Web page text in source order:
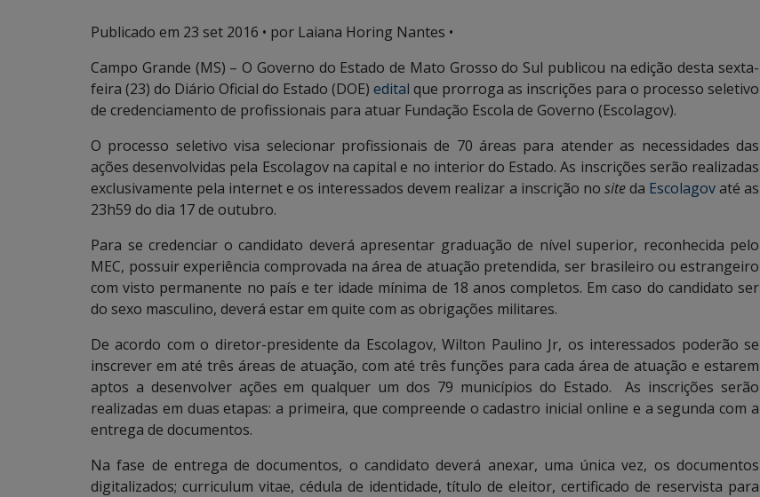
Publicado em 23 set 2016 • por Laiana Horing Nantes •
Campo Grande (MS) – O Governo do Estado de Mato Grosso do Sul publicou na edição desta sexta-
feira (23) do Diário Oficial do Estado (DOE) edital que prorroga as inscrições para o processo seletivo
de credenciamento de profissionais para atuar Fundação Escola de Governo (Escolagov).
O processo seletivo visa selecionar profissionais de 70 áreas para atender as necessidades das
ações desenvolvidas pela Escolagov na capital e no interior do Estado. As inscrições serão realizadas
exclusivamente pela internet e os interessados devem realizar a inscrição no siteda Escolagovaté as
23h59 do dia 17 de outubro.
Para se credenciar o candidato deverá apresentar graduação de nível superior, reconhecida pelo
MEC, possuir experiência comprovada na área de atuação pretendida, ser brasileiro ou estrangeiro
com visto permanente no país e ter idade mínima de 18 anos completos. Em caso do candidato ser
do sexo masculino, deverá estar em quite com as obrigações militares.
De acordo com o diretor-presidente da Escolagov, Wilton Paulino Jr, os interessados poderão se
inscrever em até três áreas de atuação, com até três funções para cada área de atuação e estarem
aptos a desenvolver ações em qualquer um dos 79 municípios do Estado. As inscrições serão
realizadas em duas etapas: a primeira, que compreende o cadastro inicial online e a segunda com a
entrega de documentos.
Na fase de entrega de documentos, o candidato deverá anexar, uma única vez, os documentos
digitalizados; curriculum vitae, cédula de identidade, título de eleitor, certificado de reservista para